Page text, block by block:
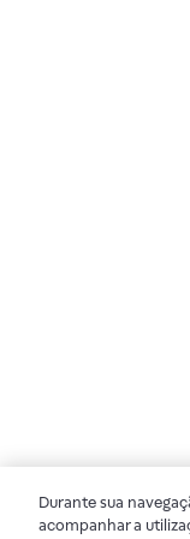
Durante sua
acompanhar a